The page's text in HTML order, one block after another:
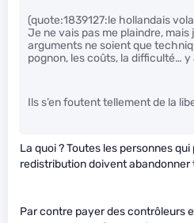
(quote:1839127:le hollandais
Je ne vais pas me plaindre,
arguments ne soient que
pognon, les coûts, la difficulté…
Ils s’en foutent tellement de la
La quoi ? Toutes les personnes
redistribution doivent abandonner
Par contre payer des contrôleurs